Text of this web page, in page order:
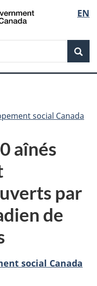
de
la
EN
social Canada
aînés
par
de
social Canada